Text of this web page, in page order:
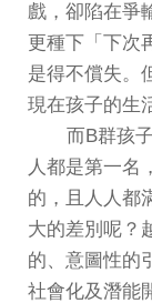
戲，卻陷在爭
更種下「下
是得不償失。
現在孩子的生
而B群孩子
人都是第一名
的，且人人都
大的差別呢？
的、意圖性的
社會化及潛能